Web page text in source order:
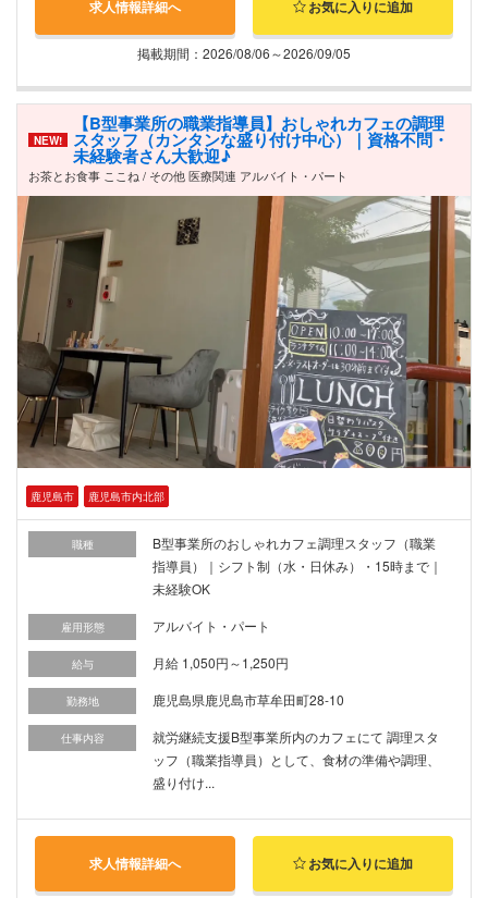
求人情報詳細へ お気に入りに追加
掲載期間：2026/08/06～2026/09/05
NEW!
【B型事業所の職業指導員】おしゃれカフェの調理
スタッフ（カンタンな盛り付け中心）｜資格不問・
未経験者さん大歓迎♪
お茶とお食事 ここね / その他 医療関連 アルバイト・パート
鹿児島市 鹿児島市内北部
職種
B型事業所のおしゃれカフェ調理スタッフ（職業
指導員）｜シフト制（水・日休み）・15時まで｜
未経験OK
雇用形態 アルバイト・パート
給与 月給 1,050円～1,250円
勤務地 鹿児島県鹿児島市草牟田町28-10
仕事内容
就労継続支援B型事業所内のカフェにて 調理スタ
ッフ（職業指導員）として、食材の準備や調理、
盛り付け...
求人情報詳細へ お気に入りに追加